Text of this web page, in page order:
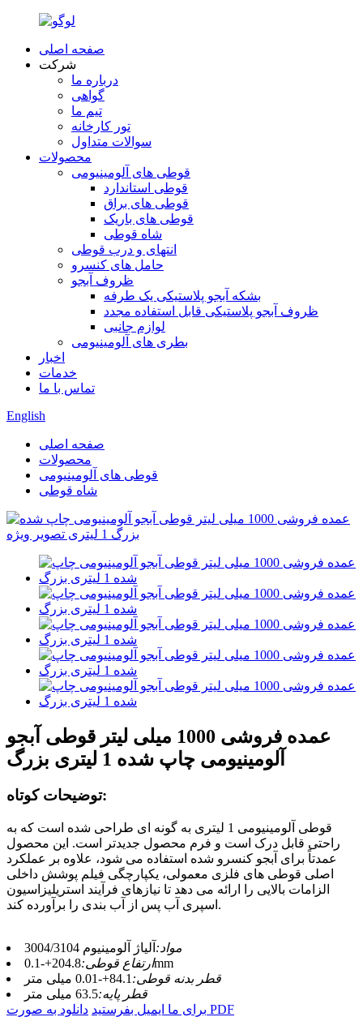
صفحه اصلی
شرکت
درباره ما
گواهی
تیم ما
تور کارخانه
سوالات متداول
محصولات
قوطی های آلومینیومی
قوطی استاندارد
قوطی های براق
قوطی های باریک
شاه قوطی
انتهای و درب قوطی
حامل های کنسرو
ظروف آبجو
بشکه آبجو پلاستیکی یک طرفه
ظروف آبجو پلاستیکی قابل استفاده مجدد
لوازم جانبی
بطری های آلومینیومی
اخبار
خدمات
تماس با ما
English
صفحه اصلی
محصولات
قوطی های آلومینیومی
شاه قوطی
عمده فروشی 1000 میلی لیتر قوطی آبجو
آلومینیومی چاپ شده 1 لیتری بزرگ
توضیحات کوتاه:
قوطی آلومینیومی 1 لیتری به گونه ای طراحی شده است که به
راحتی قابل درک است و فرم محصول جدیدتر است. این محصول
عمدتاً برای آبجو کنسرو شده استفاده می شود، علاوه بر عملکرد
اصلی قوطی های فلزی معمولی، یکپارچگی فیلم پوشش داخلی
الزامات بالایی را ارائه می دهد تا نیازهای فرآیند استریلیزاسیون
اسپری آب پس از آب بندی را برآورده کند.
مواد: آلیاژ آلومینیوم 3004/3104
ارتفاع قوطی:204.8+-0.1mm
قطر بدنه قوطی: 84.1+-0.01 میلی متر
قطر پایه:63.5 میلی متر
برای ما ایمیل بفرستید دانلود به صورت PDF